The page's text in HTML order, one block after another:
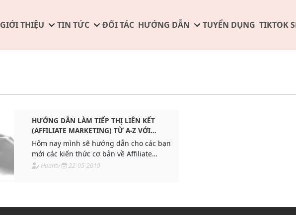
GIỚI THIỆU TIN TỨC ĐỐI TÁC HƯỚNG DẪN TUYỂN DỤNG TIKTOK
HƯỚNG DẪN LÀM TIẾP THỊ LIÊN KẾT
(AFFILIATE MARKETING) TỪ A-Z VỚI
ADPIA
Hôm nay mình sẽ hướng dẫn cho các bạn
mới các kiến thức cơ bản về Affiliate
Marketing, từng bước từng bước một.
Hoantv 22-05-2019